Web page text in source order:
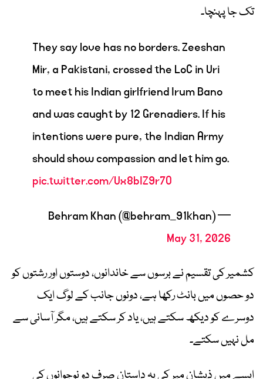
تک جا پہنچا۔
They say love has no borders. Zeeshan
Mir, a Pakistani, crossed the LoC in Uri
to meet his Indian girlfriend Irum Bano
and was caught by 12 Grenadiers. If his
intentions were pure, the Indian Army
should show compassion and let him go.
pic.twitter.com/Ux8bIZ9r7O
— Behram Khan (@behram_91khan)
May 31, 2026
کشمیر کی تقسیم نے برسوں سے خاندانوں، دوستوں اور رشتوں کو
دو حصوں میں بانٹ رکھا ہے، دونوں جانب کے لوگ ایک
دوسرے کو دیکھ سکتے ہیں، یاد کر سکتے ہیں، مگر آسانی سے
مل نہیں سکتے۔